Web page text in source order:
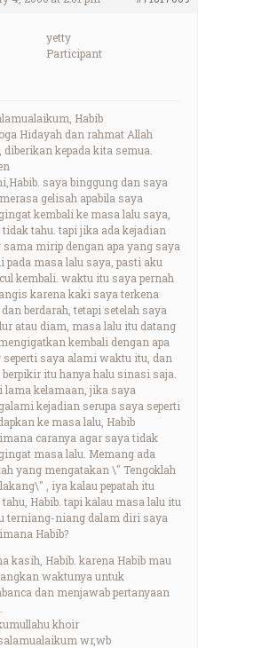
yetty
Participant
Habib
Hidayah dan rahmat Allah
diberikan kepada kita semua.
saya binggung dan saya
gelisah apabila saya
kembali ke masa lalu saya,
tidak tahu. tapi jika ada kejadian
sama mirip dengan apa yang saya
pada masa lalu saya, pasti aku
kembali. waktu itu saya pernah
karena kaki saya terkena
berdarah, tetapi setelah saya
atau diam, masa lalu itu datang
kembali dengan apa
seperti saya alami waktu itu, dan
berpikir itu hanya halu sinasi saja.
lama kelamaan, jika saya
kejadian serupa saya seperti
ke masa lalu, Habib
caranya agar saya tidak
masa lalu. Memang ada
yang mengatakan \" Tengoklah
, iya kalau pepatah itu
tahu, Habib. tapi kalau masa lalu itu
terniang-niang dalam diri saya
Habib?
kasih, Habib. karena Habib mau
waktunya untuk
dan menjawab pertanyaan
khoir
wr,wb